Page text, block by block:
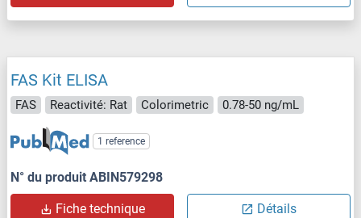
FAS Kit ELISA
FAS Reactivité: Rat Colorimetric 0.78-50 ng/mL
1 reference
N° du produit ABIN579298
Fiche technique Détails